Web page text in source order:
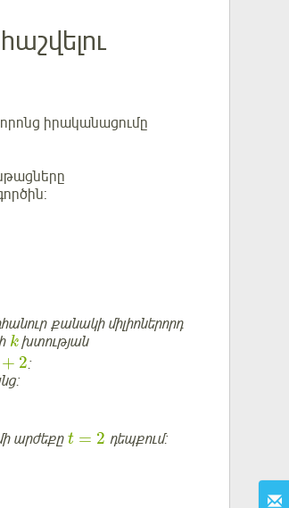
իրականացումը
քանակի միլիոներորդ
kխտության
+ 2:
արժեքը t = 2 դեպքում: